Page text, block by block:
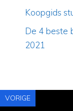
Koopgids
De 4 beste
2021
VORIGE